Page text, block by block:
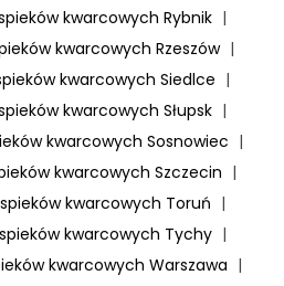
kwarcowych Rybnik |
kwarcowych Rzeszów |
kwarcowych Siedlce |
kwarcowych Słupsk |
kwarcowych Sosnowiec |
kwarcowych Szczecin |
kwarcowych Toruń |
kwarcowych Tychy |
kwarcowych Warszawa |